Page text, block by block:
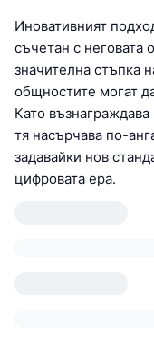
Иновативният
съчетан с неговата
значителна стъпка
общностите могат
Като
тя насърчава по-
задавайки нов
цифровата ера.